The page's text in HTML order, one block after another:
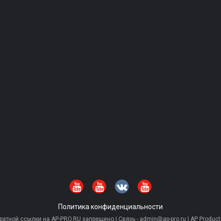
Политика конфиденциальности
ссылки на AP-PRO.RU запрещено | Связь - admin@ap-pro.ru | AP